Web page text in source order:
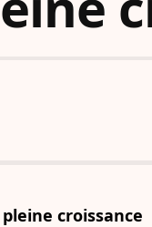
croissance